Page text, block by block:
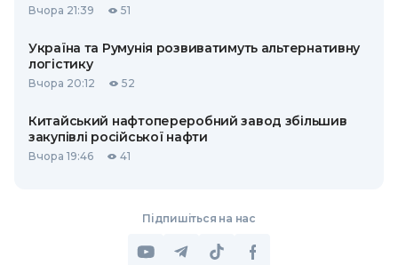
Вчора 21:39 51
Україна та Румунія розвиватимуть альтернативну
логістику
Вчора 20:12 52
Китайський нафтопереробний завод збільшив
закупівлі російської нафти
Вчора 19:46 41
Підпишіться на нас